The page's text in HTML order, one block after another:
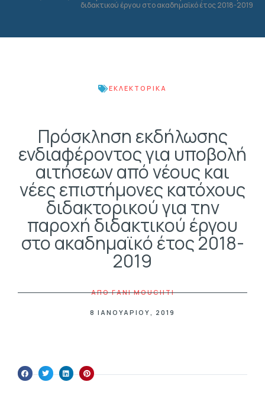
διδακτικού έργου στο ακαδημαϊκό έτος 2018-2019
ΕΚΛΕΚΤΟΡΙΚΆ
Πρόσκληση εκδήλωσης
ενδιαφέροντος για υποβολή
αιτήσεων από νέους και
νέες επιστήμονες κατόχους
διδακτορικού για την
παροχή διδακτικού έργου
στο ακαδημαϊκό έτος 2018-
2019
ΑΠΟFANI MOUCHTI
8 ΙΑΝΟΥΑΡΊΟΥ, 2019